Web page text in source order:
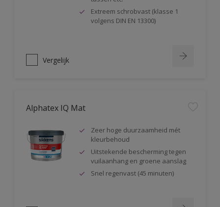
Extreem schrobvast (klasse 1
volgens DIN EN 13300)
Vergelijk
Alphatex IQ Mat
Zeer hoge duurzaamheid mét
kleurbehoud
Uitstekende bescherming tegen
vuilaanhang en groene aanslag
Snel regenvast (45 minuten)